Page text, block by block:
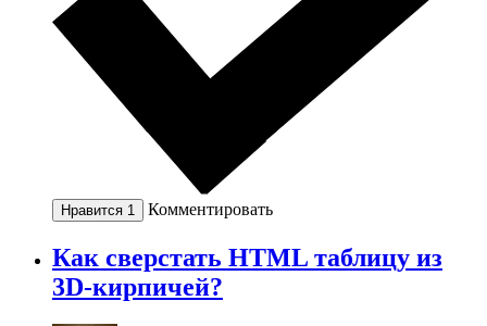
Нравится 1 Комментировать
Как сверстать HTML таблицу из
3D-кирпичей?